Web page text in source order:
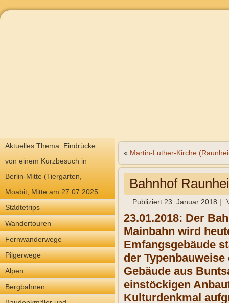
Aktuelles Thema: Eindrücke
von einem Kurzbesuch in
Berlin-Mitte (Tiergarten,
Moabit, Mitte am 27.07.2025
Städtetrips
Wandertouren
Fernwanderwege
Pilgerwege
Alpen
Bergbahnen
« Martin-Luther-Kirche
Bahnhof
Publiziert 23. Januar 2018 |
23.01.2018: Der
Mainbahn wird
Emfangsgebäude
der
Gebäude aus
einstöckigen
Kulturdenkmal